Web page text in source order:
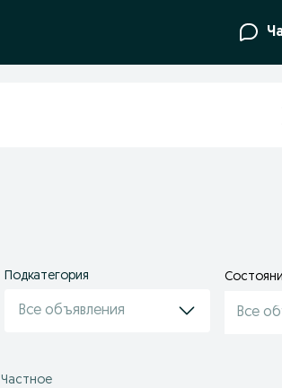
Подкатегория
Все объявления Все
Частное